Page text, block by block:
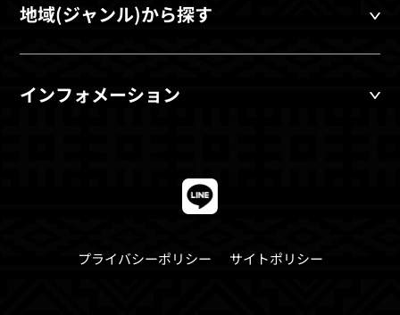
地域(ジャンル)から探す
インフォメーション
プライバシーポリシー サイトポリシー